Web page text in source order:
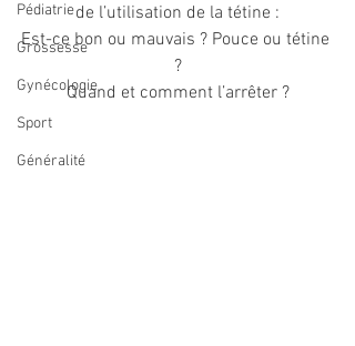
Pédiatrie
Grossesse
Gynécologie
Sport
Généralité
de l’utilisation de la tétine :
Est-ce bon ou mauvais ? Pouce ou tétine
?
Quand et comment l’arrêter ?